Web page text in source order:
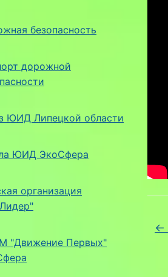
безопасность
дорожной
ЮИД Липецкой области
ЮИД ЭкоСфера
организация
"Движение Первых"
←